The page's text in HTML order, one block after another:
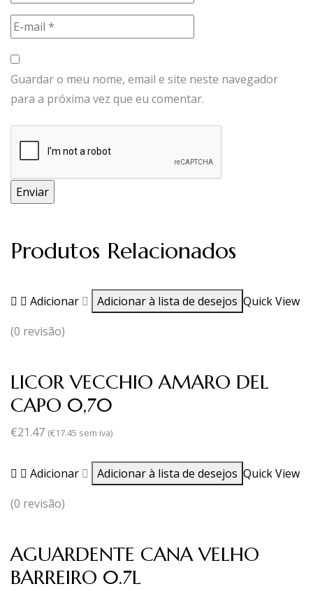
Guardar o meu nome, email e site neste navegador
para a próxima vez que eu comentar.
Produtos Relacionados
Adicionar Adicionar à lista de desejos Quick View
(0 revisão)
LICOR VECCHIO AMARO DEL
CAPO 0,70
€21.47 (€17.45 sem iva)
Adicionar Adicionar à lista de desejos Quick View
(0 revisão)
AGUARDENTE CANA VELHO
BARREIRO 0.7L